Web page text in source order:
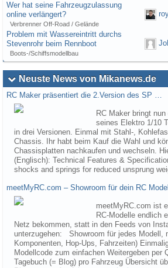
Wer hat seine Fahrzeugzulassung
online verlängert?
Verbrenner Off-Road / Gelände
Problem mit Wassereintritt durchs
Stevenrohr beim Rennboot
Boots-/Schiffsmodellbau
Neuste News von Mikanews.de
RC Maker präsentiert die 2.Version des SP …
RC Maker bringt
seines Elektro 1/10
in drei Versionen. Einmal mit Stahl-,
Chassis. Ihr habt beim Kauf die Wahl und
Chassisplatten nachkaufen und wechseln.
(Englisch): Technical Features &
shocks and springs for reduced unsprung
meetMyRC.com – Showroom für dein RC Modell
meetMyRC.com ist
RC-Modelle endlich
Netz bekommen, statt in den Feeds von
unterzugehen: Showroom für jedes Modell,
Komponenten, Hop-Ups, Fahrzeiten)
Modellcode zum einfachen Weitergeben per
Tagebuch (= Blog) pro Fahrzeug Übersicht